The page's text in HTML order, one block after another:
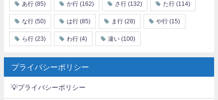
あ行 (85) か行 (162) さ行 (132) た行 (114)
な行 (50) は行 (85) ま行 (28) や行 (15)
ら行 (23) わ行 (4) 違い (100)
プライバシーポリシー
💡プライバシーポリシー